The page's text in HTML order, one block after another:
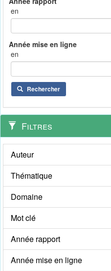
en
en
Rechercher
Filtres
Auteur
Thématique
Domaine
Mot clé
Année rapport
Année mise en ligne